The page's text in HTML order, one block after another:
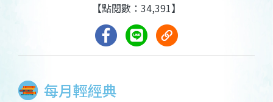
每月輕經典
【點閱數：34,391】